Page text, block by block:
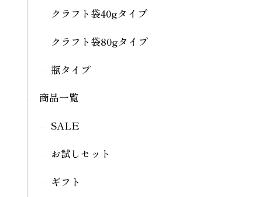
クラフト袋40gタイプ
クラフト袋80gタイプ
瓶タイプ
商品一覧
SALE
お試しセット
ギフト